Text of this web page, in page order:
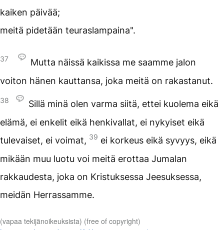
kaiken päivää;
meitä pidetään teuraslampaina".
37
Mutta näissä kaikissa me saamme jalon
voiton hänen kauttansa, joka meitä on rakastanut.
38
Sillä minä olen varma siitä, ettei kuolema eikä
elämä, ei enkelit eikä henkivallat, ei nykyiset eikä
tulevaiset, ei voimat, 39 ei korkeus eikä syvyys, eikä
mikään muu luotu voi meitä erottaa Jumalan
rakkaudesta, joka on Kristuksessa Jeesuksessa,
meidän Herrassamme.
(vapaa tekijänoikeuksista) (free of copyright)